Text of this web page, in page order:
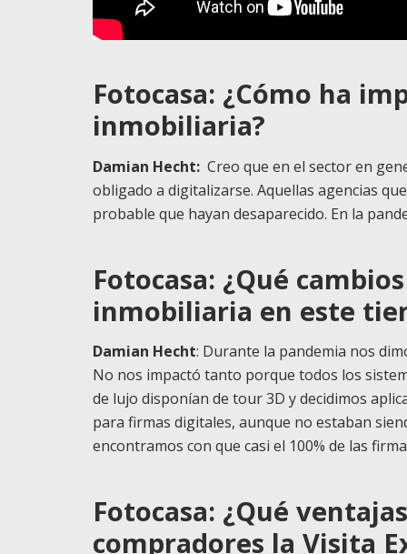
Fotocasa: ¿Cómo ha
inmobiliaria?
Damian Hecht: Creo que en el sector en
obligado a digitalizarse. Aquellas agencias
probable que hayan desaparecido. En la
Fotocasa: ¿Qué
inmobiliaria en este
Damian Hecht: Durante la pandemia nos
No nos impactó tanto porque todos los
de lujo disponían de tour 3D y decidimos
para firmas digitales, aunque no estaban
encontramos con que casi el 100% de las
Fotocasa: ¿Qué
compradores la Visita